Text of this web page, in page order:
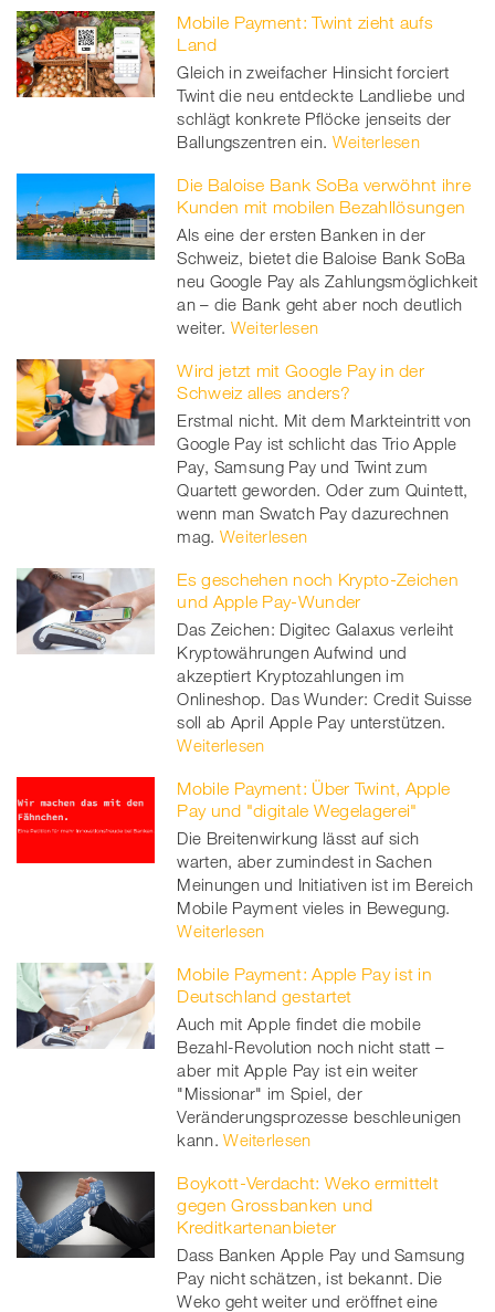
Mobile Payment: Twint zieht aufs
Land
Gleich in zweifacher Hinsicht forciert
Twint die neu entdeckte Landliebe und
schlägt konkrete Pflöcke jenseits der
Ballungszentren ein. Weiterlesen
Die Baloise Bank SoBa verwöhnt ihre
Kunden mit mobilen Bezahllösungen
Als eine der ersten Banken in der
Schweiz, bietet die Baloise Bank SoBa
neu Google Pay als Zahlungsmöglichkeit
an – die Bank geht aber noch deutlich
weiter. Weiterlesen
Wird jetzt mit Google Pay in der
Schweiz alles anders?
Erstmal nicht. Mit dem Markteintritt von
Google Pay ist schlicht das Trio Apple
Pay, Samsung Pay und Twint zum
Quartett geworden. Oder zum Quintett,
wenn man Swatch Pay dazurechnen
mag. Weiterlesen
Es geschehen noch Krypto-Zeichen
und Apple Pay-Wunder
Das Zeichen: Digitec Galaxus verleiht
Kryptowährungen Aufwind und
akzeptiert Kryptozahlungen im
Onlineshop. Das Wunder: Credit Suisse
soll ab April Apple Pay unterstützen.
Weiterlesen
Mobile Payment: Über Twint, Apple
Pay und "digitale Wegelagerei"
Die Breitenwirkung lässt auf sich
warten, aber zumindest in Sachen
Meinungen und Initiativen ist im Bereich
Mobile Payment vieles in Bewegung.
Weiterlesen
Mobile Payment: Apple Pay ist in
Deutschland gestartet
Auch mit Apple findet die mobile
Bezahl-Revolution noch nicht statt –
aber mit Apple Pay ist ein weiter
"Missionar" im Spiel, der
Veränderungsprozesse beschleunigen
kann. Weiterlesen
Boykott-Verdacht: Weko ermittelt
gegen Grossbanken und
Kreditkartenanbieter
Dass Banken Apple Pay und Samsung
Pay nicht schätzen, ist bekannt. Die
Weko geht weiter und eröffnet eine